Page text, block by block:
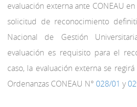
evaluación externa ante CONEAU
solicitud de reconocimiento
Nacional de Gestión
evaluación es requisito para el
caso, la evaluación externa se
Ordenanzas CONEAU N° 028/01 y